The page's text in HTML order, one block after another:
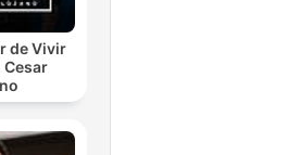
de Vivir
Cesar